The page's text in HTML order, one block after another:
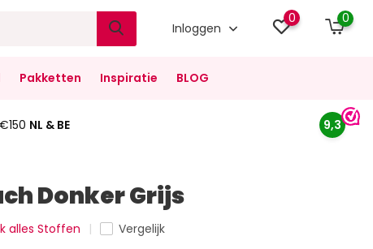
Inloggen
0 0
Pakketten Inspiratie BLOG
NL & BE 9,3
Donker Grijs
alles Stoffen Vergelijk